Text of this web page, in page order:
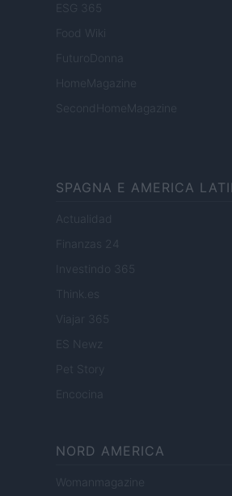
ESG 365
Food Wiki
FuturoDonna
HomeMagazine
SecondHomeMagazine
SPAGNA E AMERICA
Actualidad
Finanzas 24
Investindo 365
Think.es
Viajar 365
ES Newz
Pet Story
Encocina
NORD AMERICA
Womanmagazine